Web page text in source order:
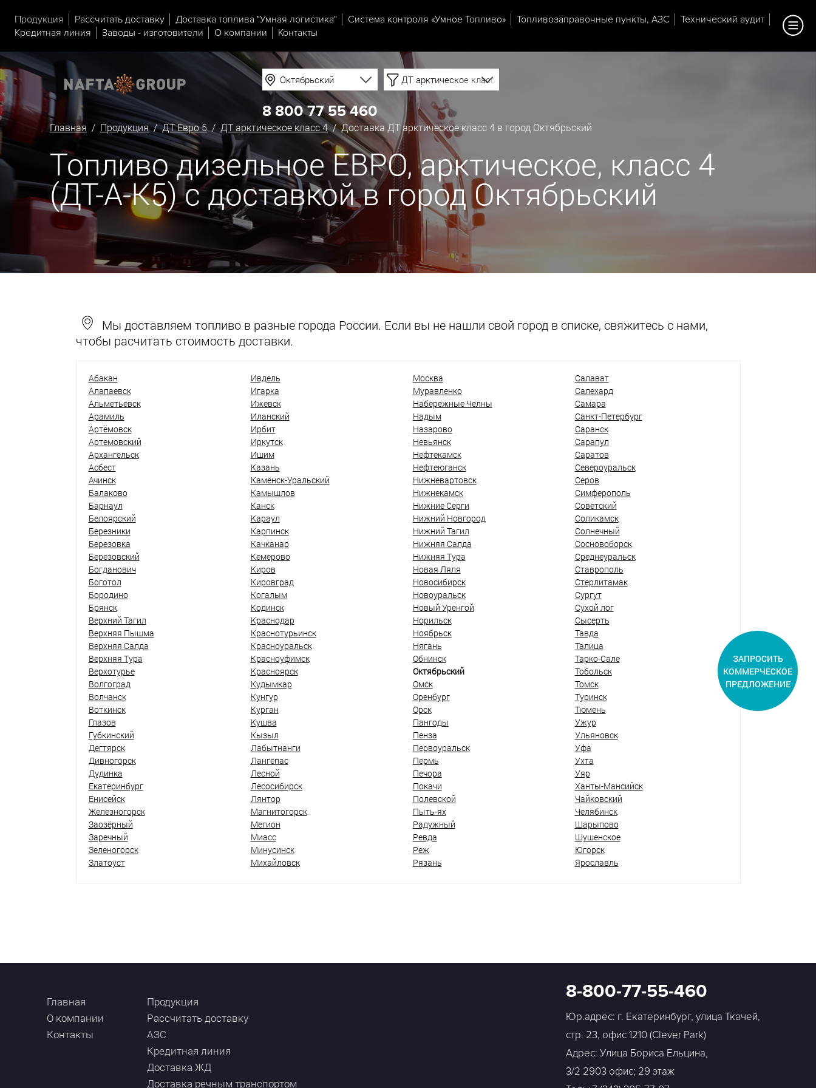
Продукция Рассчитать доставку Доставка топлива "Умная логистика" Система контроля «Умное Топливо» Топливозаправочные пункты, АЗС
Технический аудит
Кредитная линия
Заводы - изготовители О компании Контакты
Октябрьский ДТ арктическое класс 4
8 800 77 55 460
Главная / Продукция/ДТ Евро 5/ ДТ арктическое класс 4/ Доставка ДТ арктическое класс 4 в город Октябрьский
Топливо дизельное ЕВРО, арктическое, класс 4
(ДТ-А-К5) с доставкой в город Октябрьский
Мы доставляем топливо в разные города России. Если вы не нашли свой город в списке, свяжитесь с нами,
чтобы расчитать стоимость доставки.
Абакан
Алапаевск
Альметьевск
Арамиль
Артёмовск
Артемовский
Архангельск
Асбест
Ачинск
Балаково
Барнаул
Белоярский
Березники
Березовка
Березовский
Богданович
Боготол
Бородино
Брянск
Верхний Тагил
Верхняя Пышма
Верхняя Салда
Верхняя Тура
Верхотурье
Волгоград
Волчанск
Воткинск
Глазов
Губкинский
Дегтярск
Дивногорск
Дудинка
Екатеринбург
Енисейск
Железногорск
Заозёрный
Заречный
Зеленогорск
Златоуст
Ивдель
Игарка
Ижевск
Иланский
Ирбит
Иркутск
Ишим
Казань
Каменск-Уральский
Камышлов
Канск
Караул
Карпинск
Качканар
Кемерово
Киров
Кировград
Когалым
Кодинск
Краснодар
Краснотурьинск
Красноуральск
Красноуфимск
Красноярск
Кудымкар
Кунгур
Курган
Кушва
Кызыл
Лабытнанги
Лангепас
Лесной
Лесосибирск
Лянтор
Магнитогорск
Мегион
Миасс
Минусинск
Михайловск
Москва
Муравленко
Набережные Челны
Надым
Назарово
Невьянск
Нефтекамск
Нефтеюганск
Нижневартовск
Нижнекамск
Нижние Серги
Нижний Новгород
Нижний Тагил
Нижняя Салда
Нижняя Тура
Новая Ляля
Новосибирск
Новоуральск
Новый Уренгой
Норильск
Ноябрьск
Нягань
Обнинск
Октябрьский
Омск
Оренбург
Орск
Пангоды
Пенза
Первоуральск
Пермь
Печора
Покачи
Полевской
Пыть-ях
Радужный
Ревда
Реж
Рязань
Салават
Салехард
Самара
Санкт-Петербург
Саранск
Сарапул
Саратов
Североуральск
Серов
Симферополь
Советский
Соликамск
Солнечный
Сосновоборск
Среднеуральск
Ставрополь
Стерлитамак
Сургут
Сухой лог
Сысерть
Тавда
Талица
Тарко-Сале
Тобольск
Томск
Туринск
Тюмень
Ужур
Ульяновск
Уфа
Ухта
Уяр
Ханты-Мансийск
Чайковский
Челябинск
Шарыпово
Шушенское
Югорск
Ярославль
Главная
О компании
Контакты
Продукция
Рассчитать доставку
АЗС
Кредитная линия
Доставка ЖД
Доставка речным транспортом
8-800-77-55-460
Юр.адрес: г. Екатеринбург, улица Ткачей,
стр. 23, офис 1210 (Clever Park)
Адрес: Улица Бориса Ельцина,
3/2 2903 офис; 29 этаж
ЗАПРОСИТЬ
КОММЕРЧЕСКОЕ
ПРЕДЛОЖЕНИЕ